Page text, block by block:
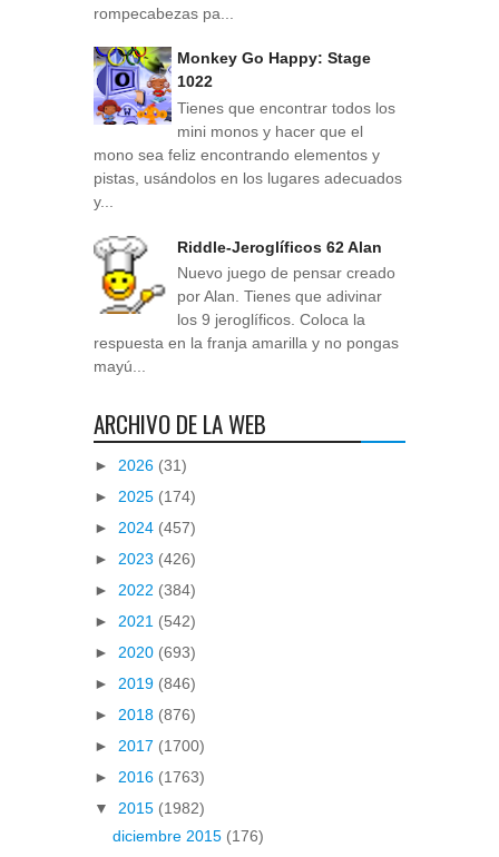
rompecabezas pa...
Monkey Go Happy: Stage
1022
Tienes que encontrar todos los
mini monos y hacer que el
mono sea feliz encontrando elementos y
pistas, usándolos en los lugares adecuados
y...
Riddle-Jeroglíficos 62 Alan
Nuevo juego de pensar creado
por Alan. Tienes que adivinar
los 9 jeroglíficos. Coloca la
respuesta en la franja amarilla y no pongas
mayú...
ARCHIVO DE LA WEB
► 2026 (31)
► 2025 (174)
► 2024 (457)
► 2023 (426)
► 2022 (384)
► 2021 (542)
► 2020 (693)
► 2019 (846)
► 2018 (876)
► 2017 (1700)
► 2016 (1763)
▼ 2015 (1982)
diciembre 2015 (176)